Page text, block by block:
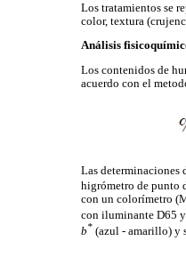
Los tratamientos se
color, textura
Análisis
Los contenidos de
acuerdo con el
Las determinaciones
higrómetro de punto
con un colorímetro
con iluminante D65 y
b* (azul - amarillo) y